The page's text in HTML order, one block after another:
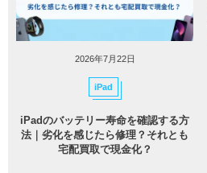
2026年7月22日
iPad
iPadのバッテリー寿命を確認する方
法｜劣化を感じたら修理？それとも
宅配買取で現金化？